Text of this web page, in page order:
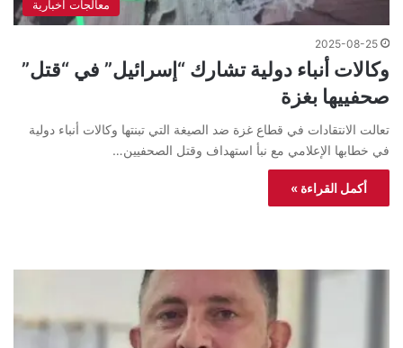
معالجات اخبارية
2025-08-25
وكالات أنباء دولية تشارك “إسرائيل” في “قتل”
صحفييها بغزة
تعالت الانتقادات في قطاع غزة ضد الصيغة التي تبنتها وكالات أنباء دولية
في خطابها الإعلامي مع نبأ استهداف وقتل الصحفيين…
أكمل القراءة »